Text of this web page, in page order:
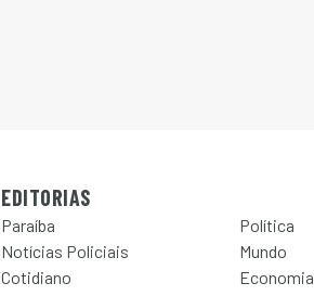
EDITORIAS
Paraíba Política
Notícias Policiais
Mundo
Cotidiano
Economia